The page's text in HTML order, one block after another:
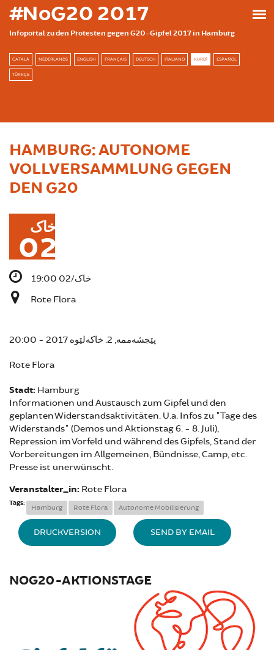
بازبدە بۆ ناوەڕۆکی سەرەکی
#NoG20 2017
Infoportal zu den Protesten gegen G20-Gipfel 2017 in Hamburg
CATALÀ NEDERLANDS ENGLISH FRANÇAIS DEUTSCH ITALIANO KURDÎ ESPAÑOL
TÜRKÇE
HAMBURG: AUTONOME
VOLLVERSAMMLUNG GEGEN
DEN G20
خاک
02
خاک/02 19:00
Rote Flora
پێجشەممە, 2. خاکەلێوە 2017 - 20:00
Rote Flora
Stadt: Hamburg
Informationen und Austausch zum Gipfel und den
geplanten Widerstandsaktivitäten. U.a. Infos zu "Tage des
Widerstands" (Demos und Aktionstag 6. - 8. Juli),
Repression im Vorfeld und während des Gipfels, Stand der
Vorbereitungen im Allgemeinen, Bündnisse, Camp, etc.
Presse ist unerwünscht.
Veranstalter_in: Rote Flora
Tags:
Hamburg Rote Flora Autonome Mobilisierung
DRUCKVERSION SEND BY EMAIL
NOG20-AKTIONSTAGE